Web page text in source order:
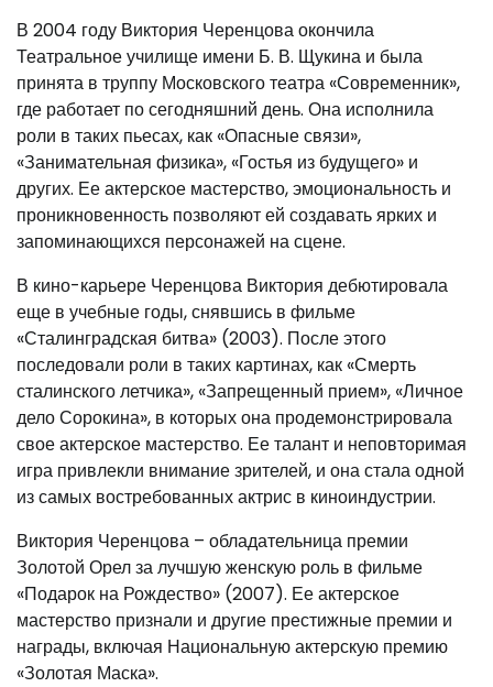
В 2004 году Виктория Черенцова окончила
Театральное училище имени Б. В. Щукина и была
принята в труппу Московского театра «Современник»,
где работает по сегодняшний день. Она исполнила
роли в таких пьесах, как «Опасные связи»,
«Занимательная физика», «Гостья из будущего» и
других. Ее актерское мастерство, эмоциональность и
проникновенность позволяют ей создавать ярких и
запоминающихся персонажей на сцене.
В кино-карьере Черенцова Виктория дебютировала
еще в учебные годы, снявшись в фильме
«Сталинградская битва» (2003). После этого
последовали роли в таких картинах, как «Смерть
сталинского летчика», «Запрещенный прием», «Личное
дело Сорокина», в которых она продемонстрировала
свое актерское мастерство. Ее талант и неповторимая
игра привлекли внимание зрителей, и она стала одной
из самых востребованных актрис в киноиндустрии.
Виктория Черенцова – обладательница премии
Золотой Орел за лучшую женскую роль в фильме
«Подарок на Рождество» (2007). Ее актерское
мастерство признали и другие престижные премии и
награды, включая Национальную актерскую премию
«Золотая Маска».